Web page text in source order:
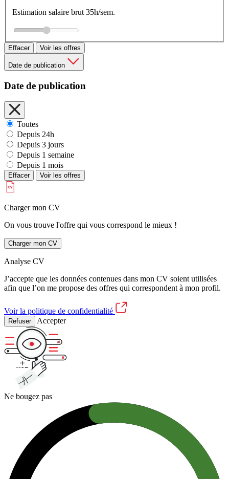
Estimation salaire brut 35h/sem.
Effacer Voir les offres
Date de publication
Date de publication
Toutes
Depuis 24h
Depuis 3 jours
Depuis 1 semaine
Depuis 1 mois
Effacer Voir les offres
Charger mon CV
On vous trouve l'offre qui vous correspond le mieux !
Charger mon CV
Analyse CV
J’accepte que les données contenues dans mon CV soient utilisées
afin que l’on me propose des offres qui correspondent à mon profil.
Voir la politique de confidentialité
Refuser Accepter
Ne bougez pas